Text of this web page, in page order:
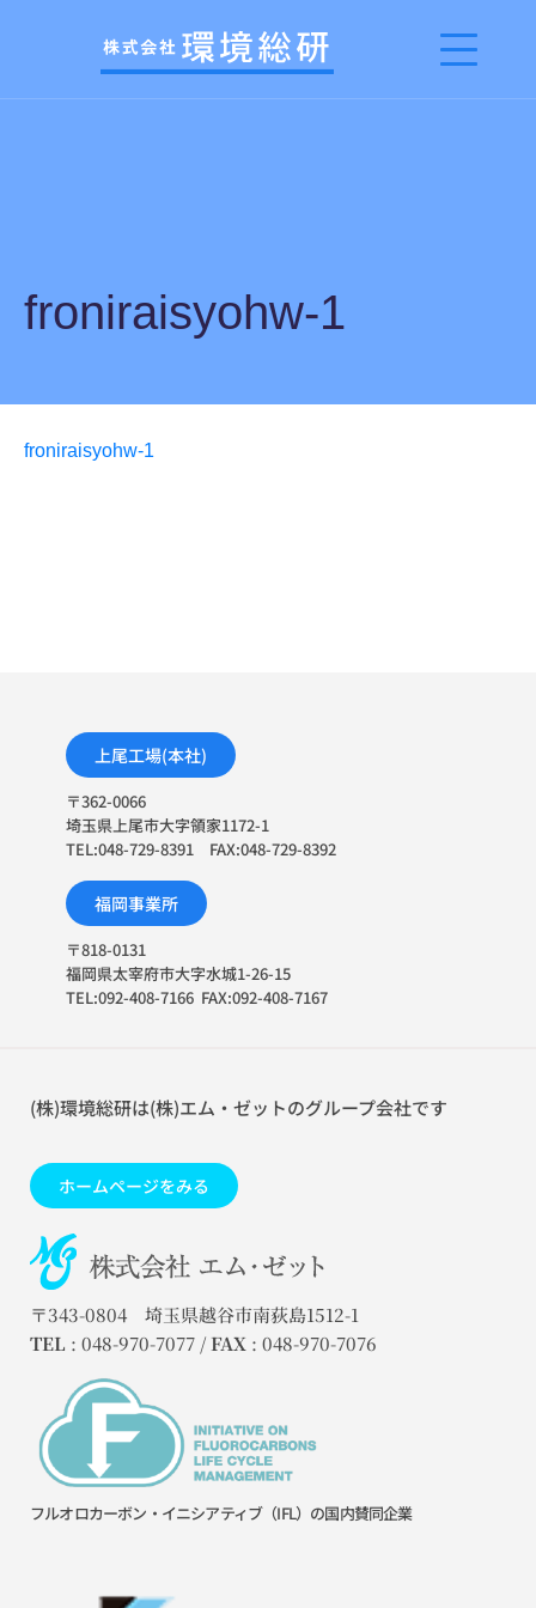
froniraisyohw-1
froniraisyohw-1
上尾工場(本社)
〒362-0066
埼玉県上尾市大字領家1172-1
TEL:048-729-8391 FAX:048-729-8392
福岡事業所
〒818-0131
福岡県太宰府市大字水城1-26-15
TEL:092-408-7166 FAX:092-408-7167
(株)環境総研は(株)エム・ゼットのグループ会社です
ホームページをみる
〒343-0804 埼玉県越谷市南荻島1512-1
TEL : 048-970-7077 /FAX : 048-970-7076
フルオロカーボン・イニシアティブ（IFL）の国内賛同企業